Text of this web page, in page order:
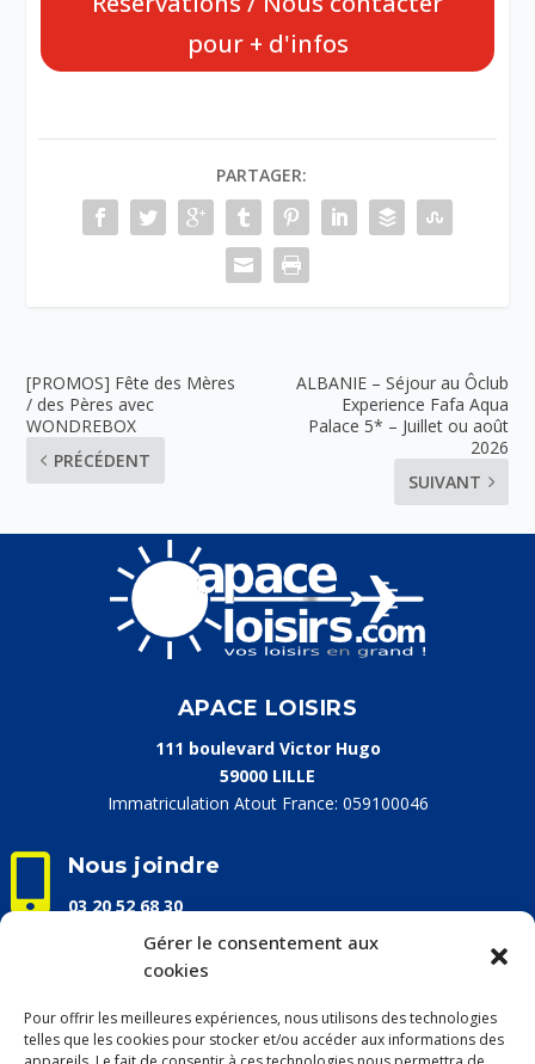
Gérer le consentement aux
cookies
Pour offrir les meilleures expériences, nous utilisons des technologies
telles que les cookies pour stocker et/ou accéder aux informations des
pour + d'infos
PARTAGER:
[PROMOS] Fête des Mères
/ des Pères avec
WONDREBOX
PRÉCÉDENT
ALBANIE – Séjour au Ôclub
Experience Fafa Aqua
Palace 5* – Juillet ou août
2026
SUIVANT
APACE LOISIRS
111 boulevard Victor Hugo
59000 LILLE
Immatriculation Atout France: 059100046
 Nous joindre
03 20 52 68 30
Du lundi au vendredi :